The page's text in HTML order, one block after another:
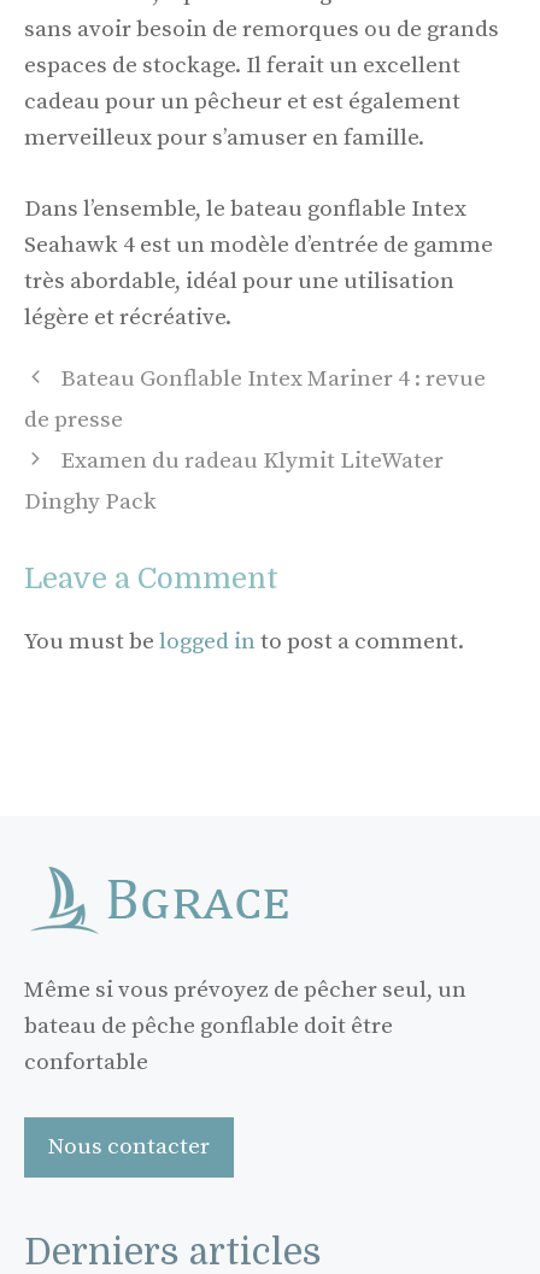
sans avoir besoin de remorques ou de grands
espaces de stockage. Il ferait un excellent
cadeau pour un pêcheur et est également
merveilleux pour s’amuser en famille.
Dans l’ensemble, le bateau gonflable Intex
Seahawk 4 est un modèle d’entrée de gamme
très abordable, idéal pour une utilisation
légère et récréative.
Post
navigation
Bateau Gonflable Intex Mariner 4 : revue
de presse
Examen du radeau Klymit LiteWater
Dinghy Pack
Leave a Comment
You must be logged in to post a comment.
Même si vous prévoyez de pêcher seul, un
bateau de pêche gonflable doit être
confortable
Nous contacter
Derniers articles